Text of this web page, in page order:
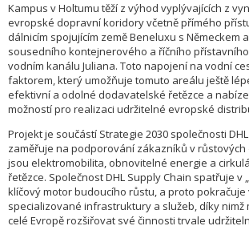
Kampus v Holtumu těží z výhod vyplývajících z
evropské dopravní koridory včetně přímého
dálnicím spojujícím země Beneluxu s Německem
sousedního kontejnerového a říčního
vodním kanálu Juliana. Toto napojení na vodní
faktorem, který umožňuje tomuto areálu ještě
efektivní a odolné dodavatelské řetězce a
možností pro realizaci udržitelné evropské
Projekt je součástí Strategie 2030 společnosti
zaměřuje na podporování zákazníků v růstových
jsou elektromobilita, obnovitelné energie a
řetězce. Společnost DHL Supply Chain spatřuje v
klíčový motor budoucího růstu, a proto
specializované infrastruktury a služeb, díky nimž
celé Evropě rozšiřovat své činnosti trvale